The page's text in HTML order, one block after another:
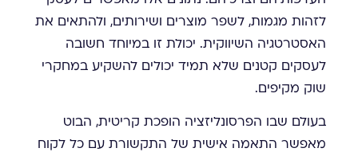
לזהות מגמות, לשפר מוצרים ושירותים, ולהתאים את
האסטרטגיה השיווקית. יכולת זו במיוחד חשובה
לעסקים קטנים שלא תמיד יכולים להשקיע במחקרי
שוק מקיפים.
בעולם שבו הפרסונליזציה הופכת קריטית, הבוט
מאפשר התאמה אישית של התקשורת עם כל לקוח